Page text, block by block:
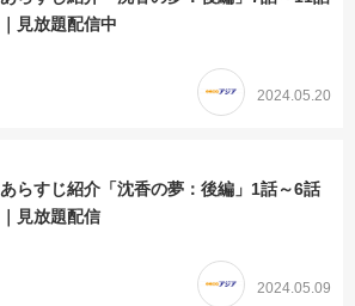
｜見放題配信中
2024.05.20
あらすじ紹介「沈香の夢：後編」1話～6話
｜見放題配信
2024.05.09